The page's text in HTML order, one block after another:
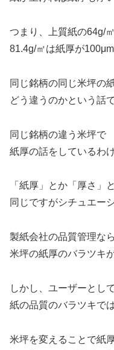
つまり、上質紙の64g/
81.4g/㎡は紙厚が
同じ銘柄の同じ米坪の
どう違うのかという話
同じ銘柄の違う米坪で
紙厚の話をしているわけ
「紙厚」とか「厚さ」
同じですがシチュエー
製紙会社の品質管理な
米坪の紙厚のバラツキが
しかし、ユーザーとし
紙の品質のバラツキで
米坪を変えることで紙